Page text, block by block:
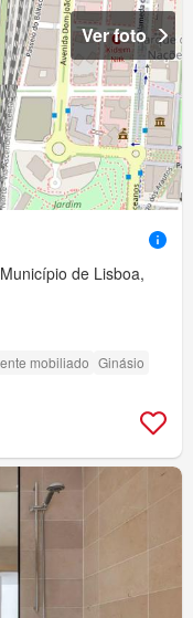
Ver foto
de Lisboa,
mobiliado Ginásio